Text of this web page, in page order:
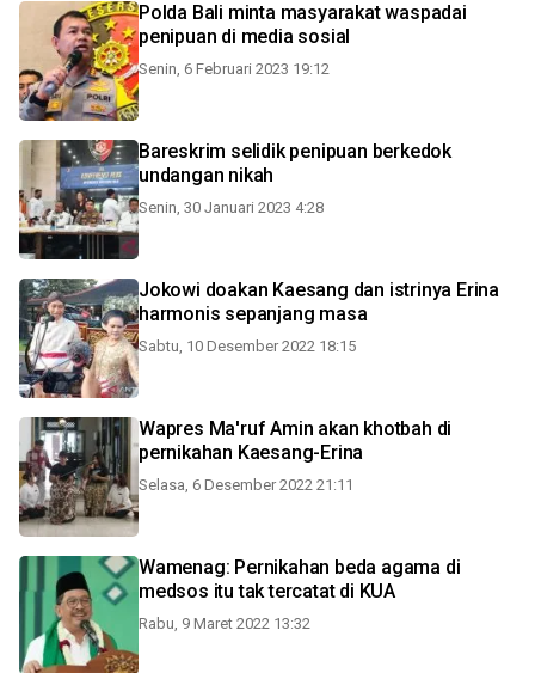
Polda Bali minta masyarakat waspadai
penipuan di media sosial
Senin, 6 Februari 2023 19:12
Bareskrim selidik penipuan berkedok
undangan nikah
Senin, 30 Januari 2023 4:28
Jokowi doakan Kaesang dan istrinya Erina
harmonis sepanjang masa
Sabtu, 10 Desember 2022 18:15
Wapres Ma'ruf Amin akan khotbah di
pernikahan Kaesang-Erina
Selasa, 6 Desember 2022 21:11
Wamenag: Pernikahan beda agama di
medsos itu tak tercatat di KUA
Rabu, 9 Maret 2022 13:32